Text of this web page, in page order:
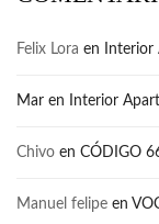
Felix Lora en
Mar en Interior
Chivo en CÓDIGO
Manuel felipe en